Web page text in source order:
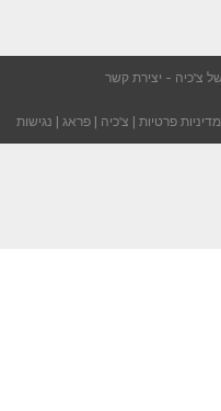
יצירת קשר
מדיניות פרטיות | צ'כיה | פראג | נגישות